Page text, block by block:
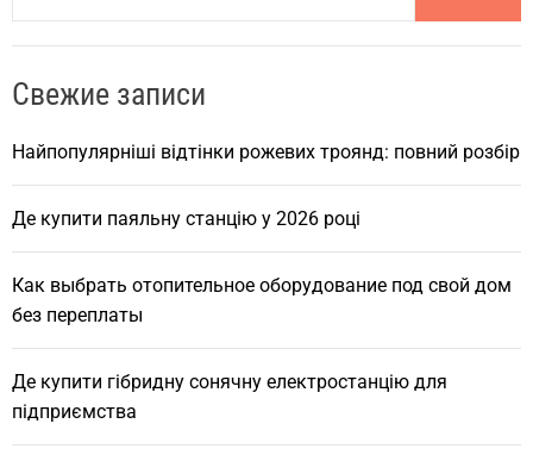
a
c
Свежие записи
Найпопулярніші відтінки рожевих троянд: повний розбір
Де купити паяльну станцію у 2026 році
Как выбрать отопительное оборудование под свой дом
без переплаты
Де купити гібридну сонячну електростанцію для
підприємства